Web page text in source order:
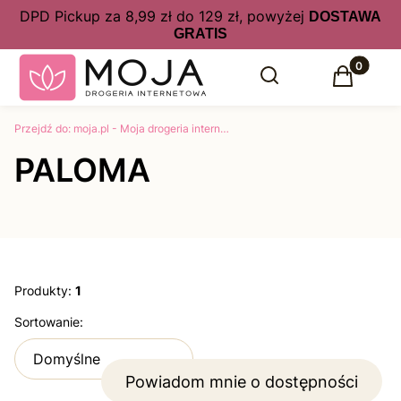
DPD Pickup za 8,99 zł do 129 zł, powyżej DOSTAWA
GRATIS
Otwórz wyszukiwarkę
Szukaj Produkty
Koszyk
Przejdź do: moja.pl - Moja drogeria internetowa kosmetyki, perfumy online w atrakcyjnych cenach
PALOMA
Produkty: 1
Lista produktów
Sortowanie:
Domyślne
Powiadom mnie o dostępności